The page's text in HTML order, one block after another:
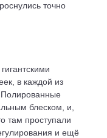
точно
в каждой из
Полированные
блеском, и,
там проступали
и ещё